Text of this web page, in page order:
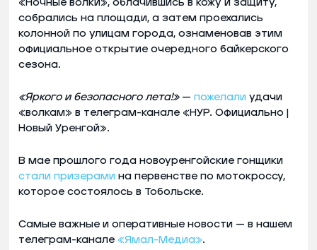
«Ночные волки», облачившись в кожу и защиту,
собрались на площади, а затем проехались
колонной по улицам города, ознаменовав этим
официальное открытие очередного байкерского
сезона.
«Яркого и безопасного лета!»— пожелали удачи
«волкам» в телеграм-канале «НУР. Официально |
Новый Уренгой».
В мае прошлого года новоуренгойские гонщики
стали призерами на первенстве по мотокроссу,
которое состоялось в Тобольске.
Самые важные и оперативные новости — в нашем
телеграм-канале «Ямал-Медиа».